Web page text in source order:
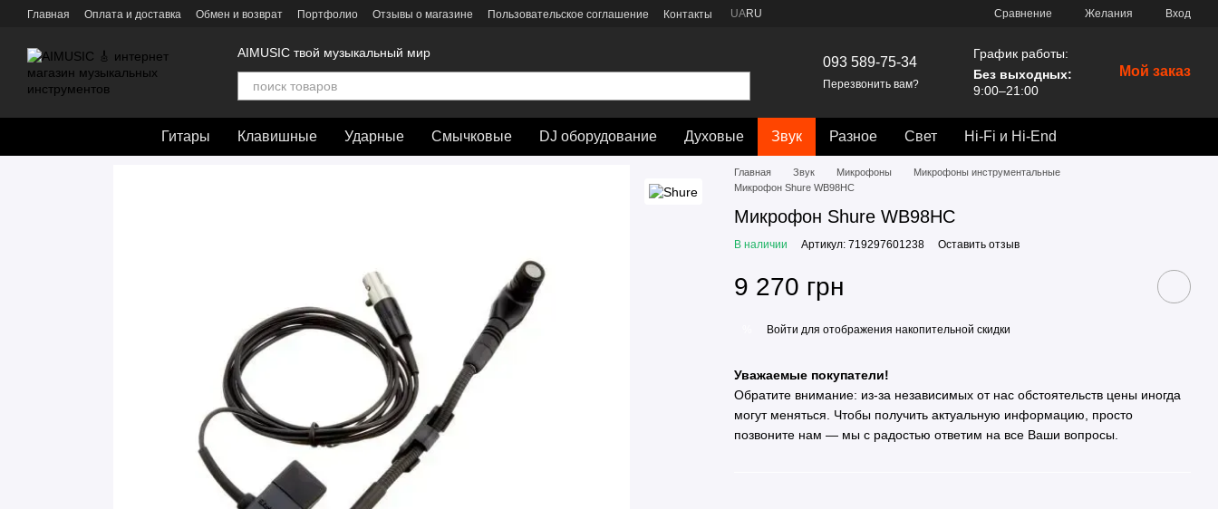
Перейти к основному контенту
Главная Оплата и доставка Обмен и возврат Портфолио Отзывы о магазине Пользовательское соглашение Контакты UARU Сравнение Желания Вход
AIMUSIC твой музыкальный мир
093 589-75-34
Перезвонить вам?
График работы:
Без выходных:
9:00–21:00
Мой заказ
Гитары Клавишные Ударные Смычковые DJ оборудование Духовые Звук Разное Свет Hi-Fi и Hi-End
Главная Звук Микрофоны
Микрофоны инструментальные
Микрофон Shure WB98HC
Микрофон Shure WB98HC
В наличии Артикул: 719297601238 Оставить отзыв
9 270 грн
Войти для отображения накопительной скидки
Уважаемые покупатели!
Обратите внимание: из-за независимых от нас обстоятельств цены иногда
могут меняться. Чтобы получить актуальную информацию, просто
позвоните нам — мы с радостью ответим на все Ваши вопросы.